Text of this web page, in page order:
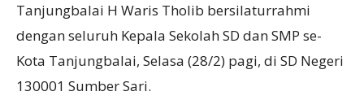
Tanjungbalai H Waris Tholib bersilaturrahmi
dengan seluruh Kepala Sekolah SD dan SMP se-
Kota Tanjungbalai, Selasa (28/2) pagi, di SD Negeri
130001 Sumber Sari.